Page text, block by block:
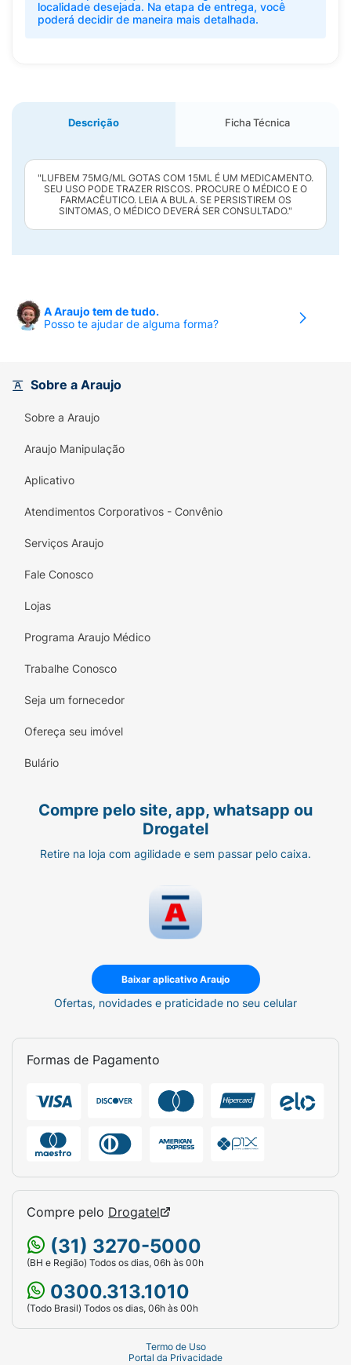
localidade desejada. Na etapa de entrega, você
poderá decidir de maneira mais detalhada.
Descrição Ficha Técnica
"LUFBEM 75MG/ML GOTAS COM 15ML É UM MEDICAMENTO.
SEU USO PODE TRAZER RISCOS. PROCURE O MÉDICO E O
FARMACÊUTICO. LEIA A BULA. SE PERSISTIREM OS
SINTOMAS, O MÉDICO DEVERÁ SER CONSULTADO."
A Araujo tem de tudo.
Posso te ajudar de alguma forma?
Sobre a Araujo
Sobre a Araujo
Araujo Manipulação
Aplicativo
Atendimentos Corporativos - Convênio
Serviços Araujo
Fale Conosco
Lojas
Programa Araujo Médico
Trabalhe Conosco
Seja um fornecedor
Ofereça seu imóvel
Bulário
Compre pelo site, app, whatsapp ou
Drogatel
Retire na loja com agilidade e sem passar pelo caixa.
Baixar aplicativo Araujo
Ofertas, novidades e praticidade no seu celular
Formas de Pagamento
Compre pelo Drogatel
(31) 3270-5000
(BH e Região) Todos os dias, 06h às 00h
0300.313.1010
(Todo Brasil) Todos os dias, 06h às 00h
Termo de Uso
Portal da Privacidade